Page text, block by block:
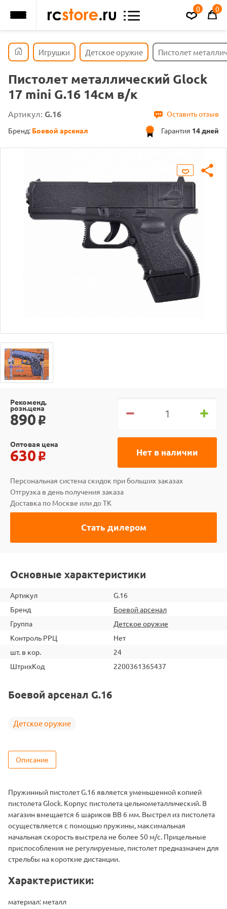
0 0
Игрушки Детское оружие Пистолет
Пистолет металлический Glock
17 mini G.16 14см в/к
Артикул: G.16
Оставить отзыв
Гарантия 14 дней
Бренд: Боевой арсенал
Рекоменд.
розн.цена
890 o
Нет в наличии
Оптовая цена
630 o
Персональная система скидок при больших заказах
Отгрузка в день получения заказа
Доставка по Москве или до ТК
Стать дилером
Основные характеристики
Артикул
G.16
Бренд
Боевой арсенал
Группа
Детское оружие
Контроль РРЦ
Нет
шт. в кор.
24
ШтрихКод
2200361365437
Боевой арсенал G.16
Детское оружие
Описание
Пружинный пистолет G.16 является уменьшенной копией
пистолета Glock. Корпус пистолета цельнометаллический. В
магазин вмещается 6 шариков BB 6 мм. Выстрел из пистолета
осуществляется с помощью пружины, максимальная
начальная скорость выстрела не более 50 м/с. Прицельные
приспособления не регулируемые, пистолет предназначен для
стрельбы на короткие дистанции.
Характеристики:
материал: металл